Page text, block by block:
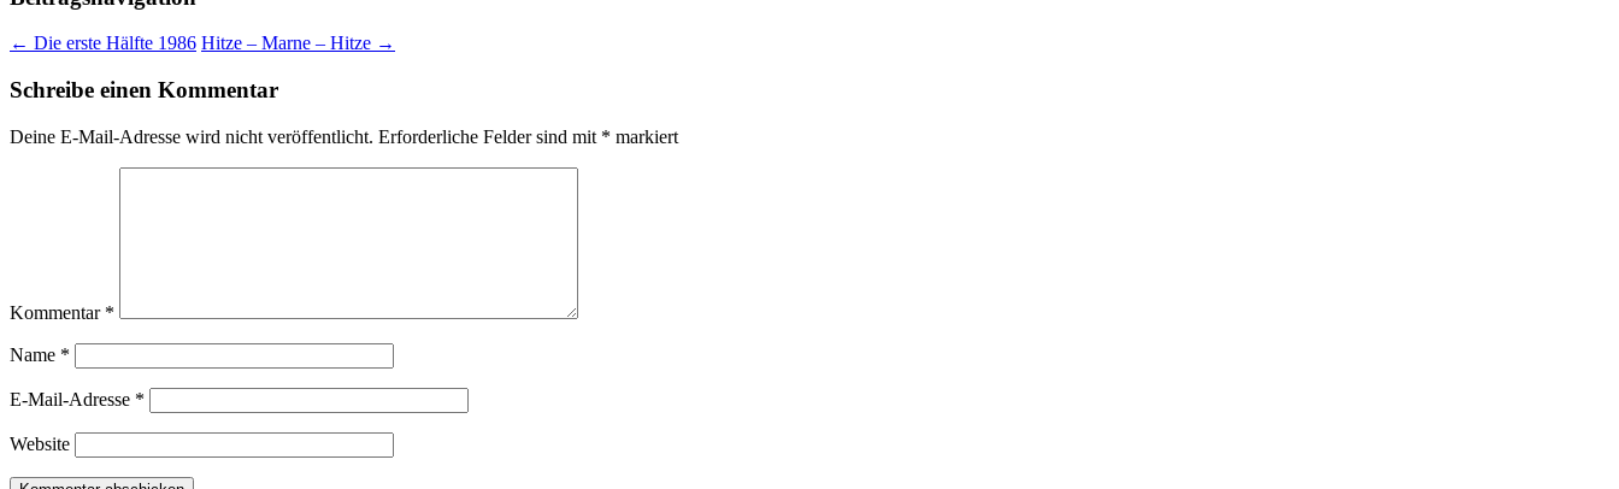
← Die erste Hälfte 1986 Hitze – Marne – Hitze →
Schreibe einen Kommentar
Deine E-Mail-Adresse wird nicht veröffentlicht. Erforderliche Felder sind mit * markiert
Kommentar *
Name *
E-Mail-Adresse *
Website